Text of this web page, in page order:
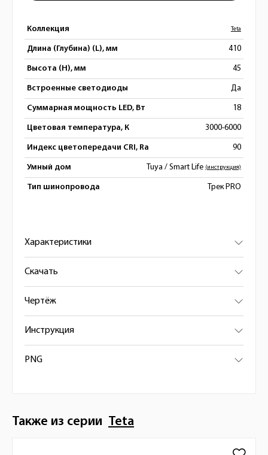
Коллекция Teta
Длина (Глубина) (L), мм 410
Высота (H), мм 45
Встроенные светодиоды Да
Суммарная мощность LED, Вт 18
Цветовая температура, К 3000-6000
Индекс цветопередачи CRI, Ra 90
Умный дом Tuya / Smart Life (инструкция)
Тип шинопровода Трек PRO
Характеристики
Скачать
Чертёж
Инструкция
PNG
Также из серии Teta